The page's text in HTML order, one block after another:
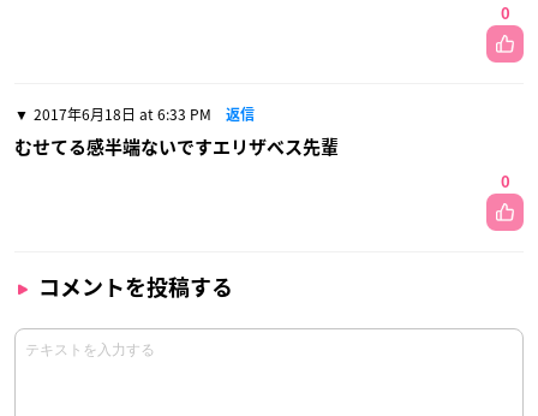
0
2017年6月18日 at 6:33 PM 返信
むせてる感半端ないですエリザベス先輩
0
コメントを投稿する